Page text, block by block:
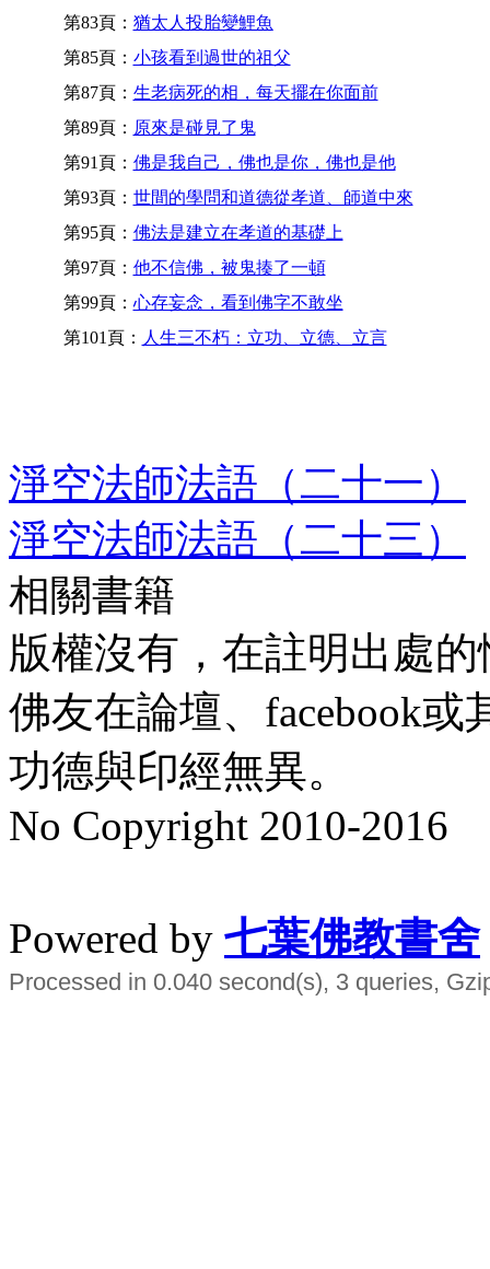
第83頁： 猶太人投胎變鯉魚
第85頁： 小孩看到過世的祖父
第87頁： 生老病死的相，每天擺在你面前
第89頁： 原來是碰見了鬼
第91頁： 佛是我自己，佛也是你，佛也是他
第93頁： 世間的學問和道德從孝道、師道中來
第95頁： 佛法是建立在孝道的基礎上
第97頁： 他不信佛，被鬼揍了一頓
第99頁： 心存妄念，看到佛字不敢坐
第101頁： 人生三不朽：立功、立德、立言
淨空法師法語（二十一）
淨空法師法語（二十三）
相關書籍
版權沒有，在註明出處
佛友在論壇、facebook
功德與印經無異。
No Copyright 2010-2016
Powered by 七葉佛教書舍
Processed in 0.040 second(s), 3 queries,